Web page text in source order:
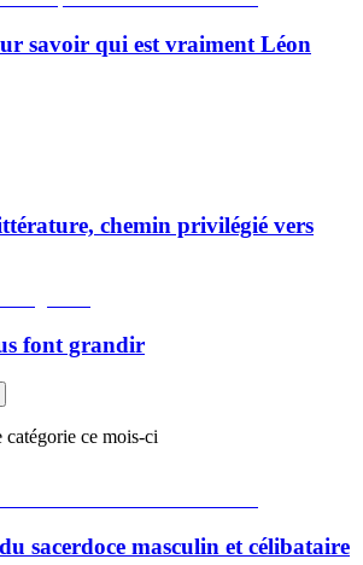
savoir qui est vraiment Léon
chemin privilégié vers
font grandir
catégorie ce mois-ci
sacerdoce masculin et célibataire